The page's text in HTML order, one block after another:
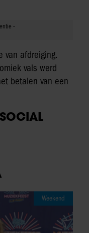
van afdreiging.
vals werd
betalen van een
Weekend